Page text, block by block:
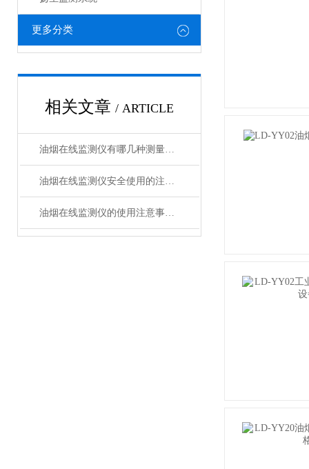
更多分类
相关文章 / ARTICLE
油烟在线监测仪有哪几种测量原理
油烟在线监测仪安全使用的注意事项
油烟在线监测仪的使用注意事项【莱恩德】